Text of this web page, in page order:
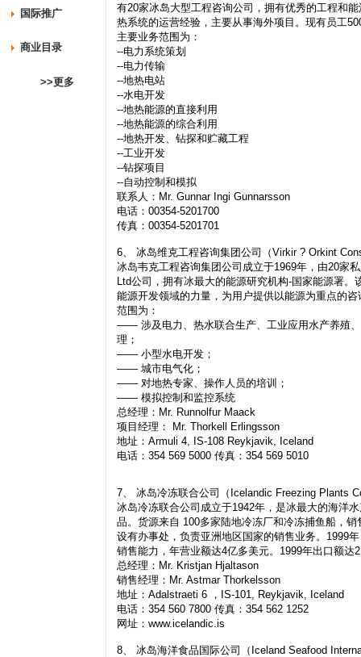
国际推广
商业目录
>>更多
有20家冰岛大型工程咨询公司，拥有优秀的工程和
热系统的运营经验，主要从事海外项目。现有员工
主要业务范围为：
--电力系统策划
--电力传输
--地热电站
--水电开发
--地热能源的直接利用
--地热能源的综合利用
--地热开发、钻探和贮藏工程
--工业开发
--钻探项目
--自动控制和模拟
联系人：Mr. Gunnar Ingi Gunnarsson
电话：00354-5201700
传真：00354-5201701
6、 冰岛维克工程咨询集团公司（Virkir ? Orkint
冰岛韦克工程咨询集团公司成立于1969年，由20家
Ltd公司，拥有冰最大的能源研究机构-国家能源署
能源开发领域的力量，为用户提供以能源为重点的
范围为：
—— 涉及电力、热水联合生产、工业应用水产养殖
理；
—— 小型水电开发；
—— 城市电气化；
—— 对地热专家、操作人员的培训；
—— 模拟控制和监控系统
总经理：Mr. Runnolfur Maack
项目经理： Mr. Thorkell Erlingsson
地址：Armuli 4, IS-108 Reykjavik, Iceland
电话：354 569 5000 传真：354 569 5010
7、 冰岛冷冻联合公司（Icelandic Freezing Plants
冰岛冷冻联合公司成立于1942年，是冰最大的海洋
品。货源来自 100多家陆地冷冻厂和冷冻捕鱼船，
设有办事处，负责亚洲地区国家的销售业务。1999
销售能力，年营业额达4亿多美元。1999年出口额
总经理：Mr. Kristjan Hjaltason
销售经理：Mr. Astmar Thorkelsson
地址：Adalstraeti 6 ，IS-101, Reykjavik, Iceland
电话：354 560 7800 传真：354 562 1252
网址：www.icelandic.is
8、 冰岛海洋食品国际公司（Iceland Seafood